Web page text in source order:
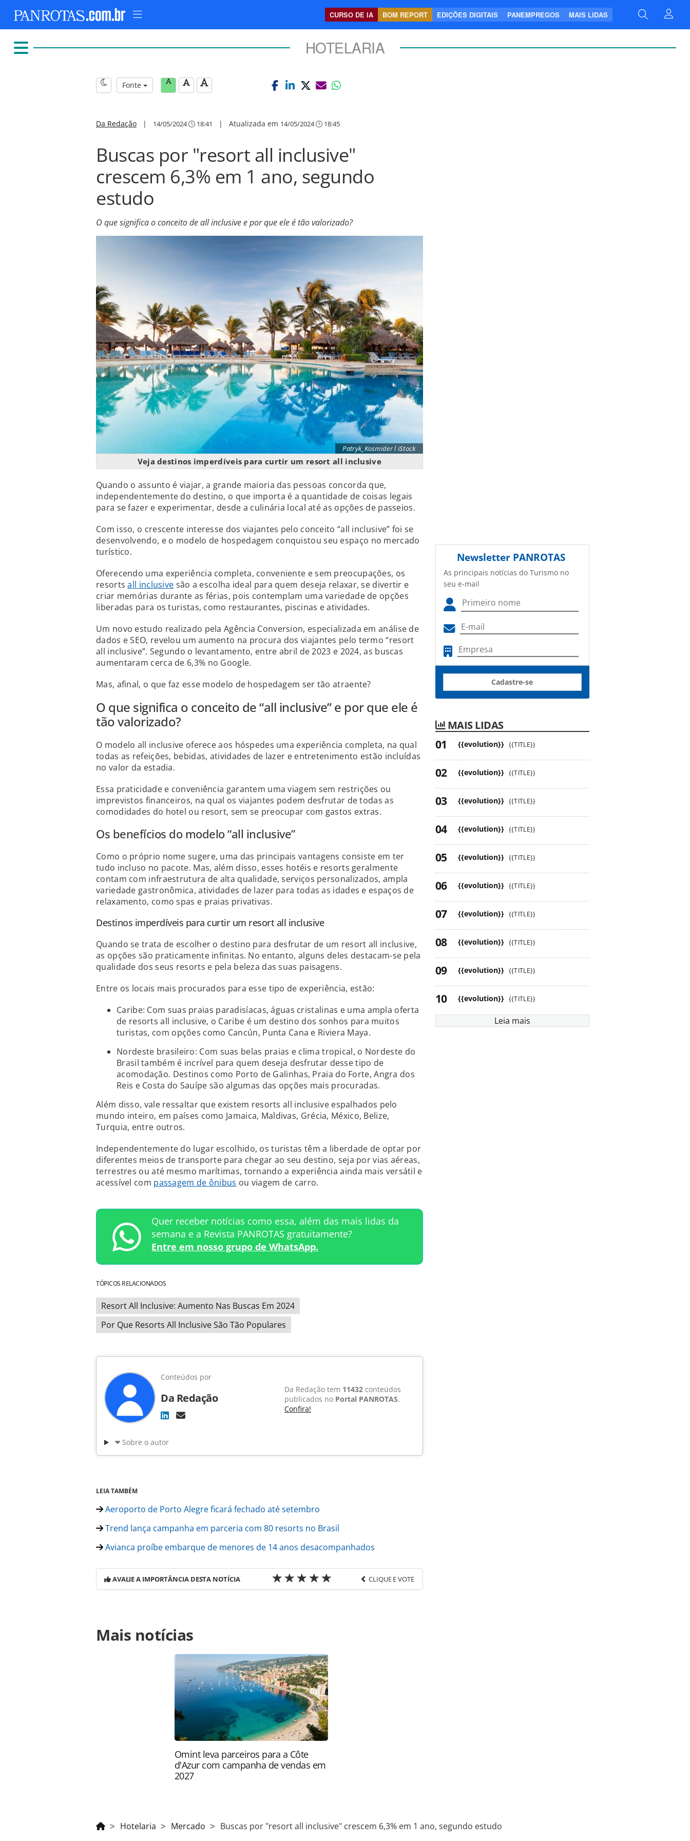
CURSO DE IA BOM REPORT EDIÇÕES DIGITAIS PANEMPREGOS MAIS LIDAS
HOTELARIA
Fonte
Da Redação | 14/05/2024 18:41 | Atualizada em 14/05/2024 18:45
Buscas por "resort all inclusive"
crescem 6,3% em 1 ano, segundo
estudo
O que significa o conceito de all inclusive e por que ele é tão valorizado?
Patryk_Kosmider l iStock
Veja destinos imperdíveis para curtir um resort all inclusive
Quando o assunto é viajar, a grande maioria das pessoas concorda que,
independentemente do destino, o que importa é a quantidade de coisas legais
para se fazer e experimentar, desde a culinária local até as opções de passeios.
Com isso, o crescente interesse dos viajantes pelo conceito “all inclusive” foi se
desenvolvendo, e o modelo de hospedagem conquistou seu espaço no mercado
turístico.
Oferecendo uma experiência completa, conveniente e sem preocupações, os
resortsall inclusive são a escolha ideal para quem deseja relaxar, se divertir e
criar memórias durante as férias, pois contemplam uma variedade de opções
liberadas para os turistas, como restaurantes, piscinas e atividades.
Um novo estudo realizado pela Agência Conversion, especializada em análise de
dados e SEO, revelou um aumento na procura dos viajantes pelo termo “resort
all inclusive”. Segundo o levantamento, entre abril de 2023 e 2024, as buscas
aumentaram cerca de 6,3% no Google.
Mas, afinal, o que faz esse modelo de hospedagem ser tão atraente?
O que significa o conceito de “all inclusive” e por que ele é
tão valorizado?
O modelo all inclusive oferece aos hóspedes uma experiência completa, na qual
todas as refeições, bebidas, atividades de lazer e entretenimento estão incluídas
no valor da estadia.
Essa praticidade e conveniência garantem uma viagem sem restrições ou
imprevistos financeiros, na qual os viajantes podem desfrutar de todas as
comodidades do hotel ou resort, sem se preocupar com gastos extras.
Os benefícios do modelo “all inclusive”
Como o próprio nome sugere, uma das principais vantagens consiste em ter
tudo incluso no pacote. Mas, além disso, esses hotéis e resorts geralmente
contam com infraestrutura de alta qualidade, serviços personalizados, ampla
variedade gastronômica, atividades de lazer para todas as idades e espaços de
relaxamento, como spas e praias privativas.
Destinos imperdíveis para curtir um resort all inclusive
Quando se trata de escolher o destino para desfrutar de um resort all inclusive,
as opções são praticamente infinitas. No entanto, alguns deles destacam-se pela
qualidade dos seus resorts e pela beleza das suas paisagens.
Entre os locais mais procurados para esse tipo de experiência, estão:
Caribe: Com suas praias paradisíacas, águas cristalinas e uma ampla oferta
de resorts all inclusive, o Caribe é um destino dos sonhos para muitos
turistas, com opções como Cancún, Punta Cana e Riviera Maya.
Nordeste brasileiro: Com suas belas praias e clima tropical, o Nordeste do
Brasil também é incrível para quem deseja desfrutar desse tipo de
acomodação. Destinos como Porto de Galinhas, Praia do Forte, Angra dos
Reis e Costa do Sauípe são algumas das opções mais procuradas.
Além disso, vale ressaltar que existem resorts all inclusive espalhados pelo
mundo inteiro, em países como Jamaica, Maldivas, Grécia, México, Belize,
Turquia, entre outros.
Independentemente do lugar escolhido, os turistas têm a liberdade de optar por
diferentes meios de transporte para chegar ao seu destino, seja por vias aéreas,
terrestres ou até mesmo marítimas, tornando a experiência ainda mais versátil e
acessível com passagem de ônibus ou viagem de carro.
Quer receber notícias como essa, além das mais lidas da
semana e a Revista PANROTAS gratuitamente?
Entre em nosso grupo de WhatsApp.
TÓPICOS RELACIONADOS
Resort All Inclusive: Aumento Nas Buscas Em 2024
Por Que Resorts All Inclusive São Tão Populares
Conteúdos por
Da Redação
Da Redação tem 11432 conteúdos
publicados no Portal PANROTAS.
Confira!
Sobre o autor
LEIA TAMBÉM
Aeroporto de Porto Alegre ficará fechado até setembro
Trend lança campanha em parceria com 80 resorts no Brasil
Avianca proíbe embarque de menores de 14 anos desacompanhados
AVALIE A IMPORTÂNCIA DESTA NOTÍCIA CLIQUE E VOTE
https://www.panrotas.com.br/hotelaria/mercado/2024/05/buscas-por-resort-all-
inclusive-crescem-63-em-1-ano-segundo-estudo_205573.html ou as ferramentas
oferecidas na página. Todo o conteúdo produzido pela PANROTAS Editora é protegido
pela legislação brasileira sobre direito autoral. Não reproduza o conteúdo sem
autorização da PANROTAS Editora (copyright@panrotas.com.br).
Mais notícias
Omint leva parceiros para a Côte
d'Azur com campanha de vendas em
2027
Newsletter PANROTAS
As principais notícias do Turismo no
seu e-mail
Cadastre-se
MAIS LIDAS
{{evolution}} {{TITLE}}
{{evolution}} {{TITLE}}
{{evolution}} {{TITLE}}
{{evolution}} {{TITLE}}
{{evolution}} {{TITLE}}
{{evolution}} {{TITLE}}
{{evolution}} {{TITLE}}
{{evolution}} {{TITLE}}
{{evolution}} {{TITLE}}
{{evolution}} {{TITLE}}
Leia mais
Hotelaria Mercado Buscas por "resort all inclusive" crescem 6,3% em 1 ano, segundo estudo